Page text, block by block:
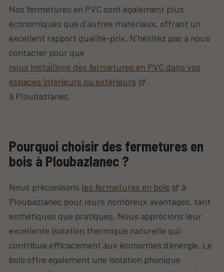
Nos fermetures en PVC sont également plus
économiques que d'autres matériaux, offrant un
excellent rapport qualité-prix. N’hésitez pas à nous
contacter pour que
nous installions des fermetures en PVC dans vos
espaces intérieurs ou extérieurs
à Ploubazlanec.
Pourquoi choisir des fermetures en
bois à Ploubazlanec ?
Nous préconisons les fermetures en bois
à
Ploubazlanec pour leurs nombreux avantages, tant
esthétiques que pratiques. Nous apprécions leur
excellente isolation thermique naturelle qui
contribue efficacement aux économies d'énergie. Le
bois offre également une isolation phonique